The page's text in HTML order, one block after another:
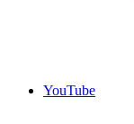
YouTube